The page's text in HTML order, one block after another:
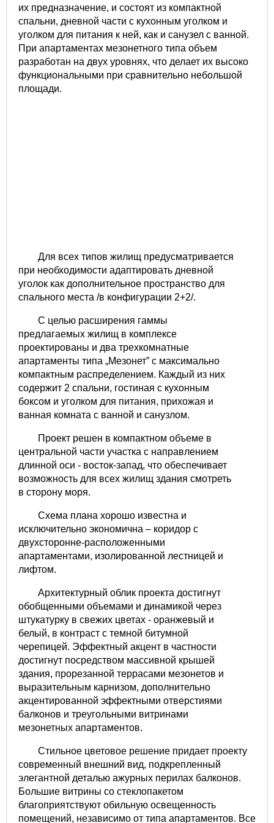
их предназначение, и состоят из компактной
спальни, дневной части с кухонным уголком и
уголком для питания к ней, как и санузел с ванной.
При апартаментах мезонетного типа объем
разработан на двух уровнях, что делает их высоко
функциональными при сравнительно небольшой
площади.
Для всех типов жилищ предусматривается
при необходимости адаптировать дневной
уголок как дополнительное пространство для
спального места /в конфигурации 2+2/.
С целью расширения гаммы
предлагаемых жилищ в комплексе
проектированы и два трехкомнатные
апартаменты типа „Mезонет” с максимально
компактным распределением. Каждый из них
содержит 2 спальни, гостиная с кухонным
боксом и уголком для питания, прихожая и
ванная комната с ванной и санузлом.
Проект решен в компактном объеме в
центральной части участка с направлением
длинной оси - восток-запад, что обеспечивает
возможность для всех жилищ здания смотреть
в сторону моря.
Схема плана хорошо известна и
исключительно экономична – коридор с
двухсторонне-расположенными
апартаментами, изолированной лестницей и
лифтом.
Архитектурный облик проекта достигнут
обобщенными объемами и динамикой через
штукатурку в свежих цветах - оранжевый и
белый, в контраст с темной битумной
черепицей. Эффектный акцент в частности
достигнут посредством массивной крышей
здания, прорезанной террасами мезонетов и
выразительным карнизом, дополнительно
акцентированной эффектными отверстиями
балконов и треугольными витринами
мезонетных апартаментов.
Стильное цветовое решение придает проекту
современный внешний вид, подкрепленный
элегантной деталью ажурных перилах балконов.
Большие витрины со стеклопакетом
благоприятствуют обильную освещенность
помещений, независимо от типа апартаментов. Все